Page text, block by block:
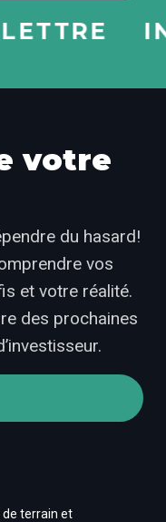
votre
du hasard!
vos
et votre réalité.
des prochaines
terrain et